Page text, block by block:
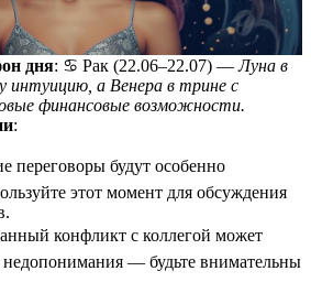
дня: ♋️ Рак (22.06–22.07) —Луна в
интуицию, а Венера в трине с
финансовые возможности.
:
переговоры будут особенно
этот момент для обсуждения
конфликт с коллегой может
недопонимания — будьте внимательны